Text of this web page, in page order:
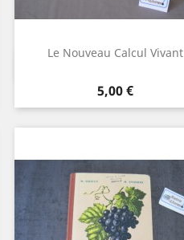
Le Nouveau Calcul Vivant
Prix
5,00 €